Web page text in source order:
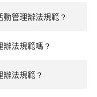
管理辦法規範？
法規範嗎？
法規範？